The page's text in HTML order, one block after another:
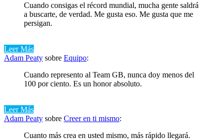
Cuando consigas el récord mundial, mucha gente saldrá
a buscarte, de verdad. Me gusta eso. Me gusta que me
persigan.
Leer Más
Adam Peaty sobre Equipo:
Cuando represento al Team GB, nunca doy menos del
100 por ciento. Es un honor absoluto.
Leer Más
Adam Peaty sobre Creer en ti mismo:
Cuanto más crea en usted mismo, más rápido llegará.